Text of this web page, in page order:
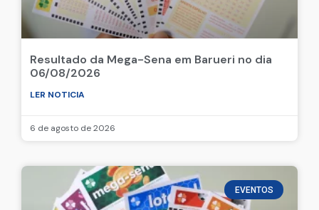
Resultado da Mega-Sena em Barueri no dia
06/08/2026
LER NOTICIA
6 de agosto de 2026
EVENTOS